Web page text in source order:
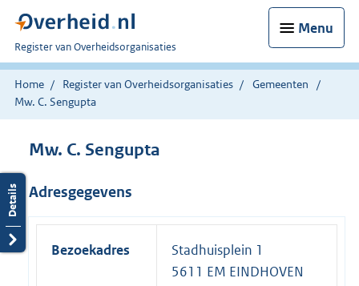
Menu
U
bent
nu
hier:
Register van Overheidsorganisaties
Home Register van Overheidsorganisaties
Gemeenten
Mw. C. Sengupta
Mw. C. Sengupta
Adresgegevens
Bezoekadres
Stadhuisplein 1
5611 EM EINDHOVEN